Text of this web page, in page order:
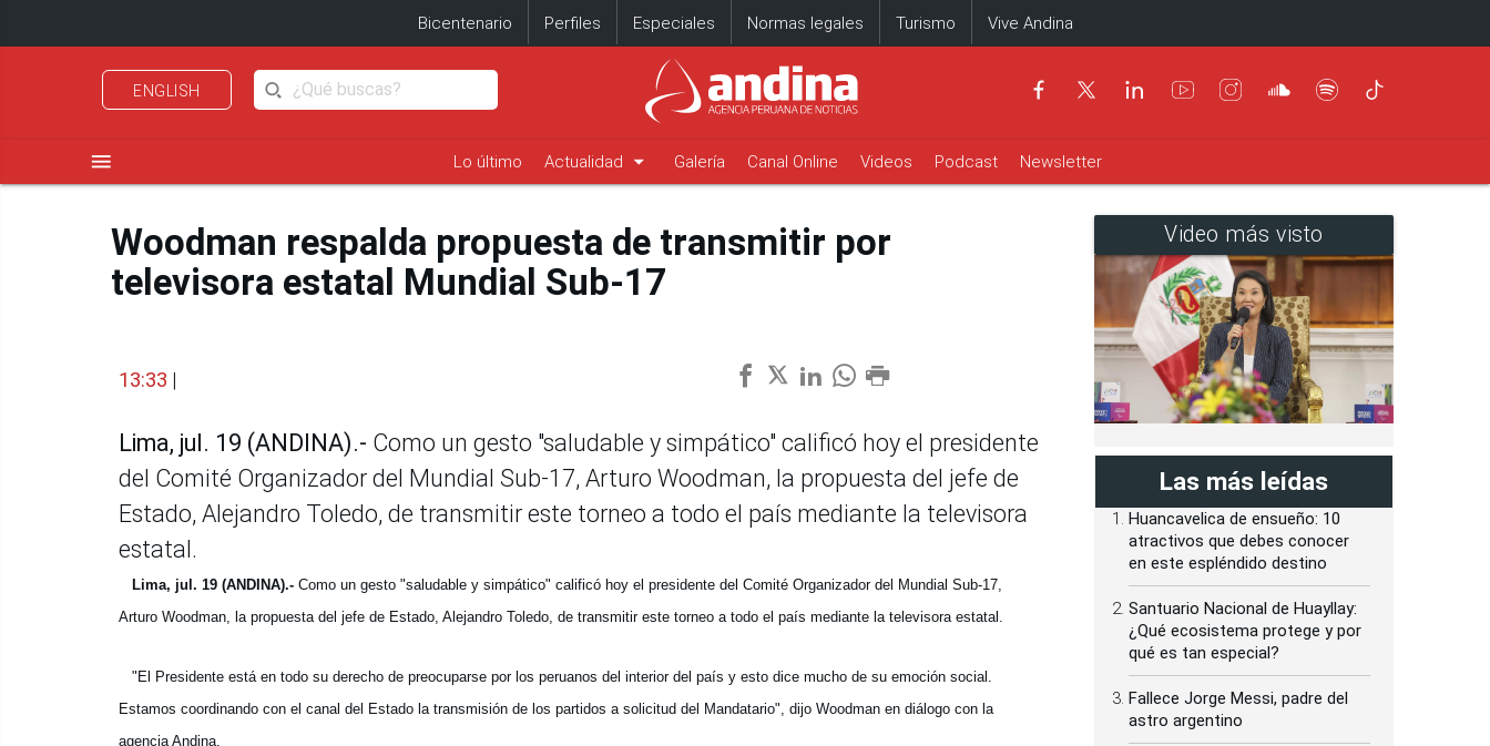
Bicentenario Perfiles Especiales Normas legales Turismo Vive Andina
ENGLISH
menu Lo último Actualidad arrow_drop_down Galería Canal Online Videos Podcast Newsletter
Woodman respalda propuesta de transmitir por
televisora estatal Mundial Sub-17
13:33 |
Lima, jul. 19 (ANDINA).- Como un gesto "saludable y simpático" calificó hoy el presidente
del Comité Organizador del Mundial Sub-17, Arturo Woodman, la propuesta del jefe de
Estado, Alejandro Toledo, de transmitir este torneo a todo el país mediante la televisora
estatal.
Lima, jul. 19 (ANDINA).- Como un gesto "saludable y simpático" calificó hoy el presidente del Comité Organizador del Mundial Sub-17,
Arturo Woodman, la propuesta del jefe de Estado, Alejandro Toledo, de transmitir este torneo a todo el país mediante la televisora estatal.
"El Presidente está en todo su derecho de preocuparse por los peruanos del interior del país y esto dice mucho de su emoción social.
Estamos coordinando con el canal del Estado la transmisión de los partidos a solicitud del Mandatario", dijo Woodman en diálogo con la
agencia Andina.
Video más visto
Las más leídas
Huancavelica de ensueño: 10
atractivos que debes conocer
en este espléndido destino
Santuario Nacional de Huayllay:
¿Qué ecosistema protege y por
qué es tan especial?
Fallece Jorge Messi, padre del
astro argentino